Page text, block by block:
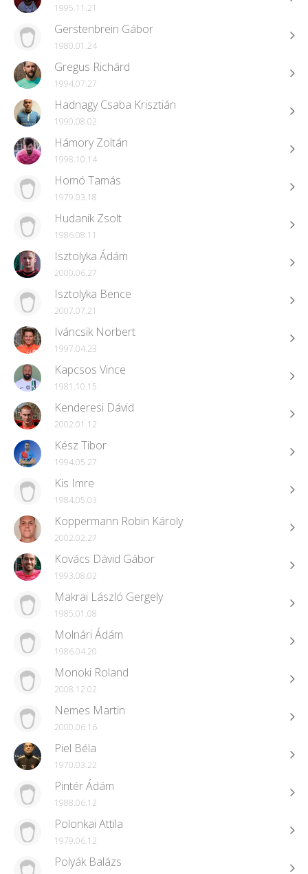
1995.11.21
Gerstenbrein Gábor
1980.01.24
Gregus Richárd
1994.07.27
Hadnagy Csaba Krisztián
1990.08.02
Hámory Zoltán
1998.10.14
Homó Tamás
1979.03.18
Hudanik Zsolt
1986.08.11
Isztolyka Ádám
2000.06.27
Isztolyka Bence
2007.07.21
Iváncsik Norbert
1997.04.23
Kapcsos Vince
1981.10.15
Kenderesi Dávid
2002.01.12
Kész Tibor
1994.05.27
Kis Imre
1984.05.03
Koppermann Robin Károly
2002.02.27
Kovács Dávid Gábor
1993.08.02
Makrai László Gergely
1985.01.08
Molnári Ádám
1986.04.20
Monoki Roland
2008.12.02
Nemes Martin
2000.06.16
Piel Béla
1970.03.22
Pintér Ádám
1988.06.12
Polonkai Attila
1979.06.12
Polyák Balázs